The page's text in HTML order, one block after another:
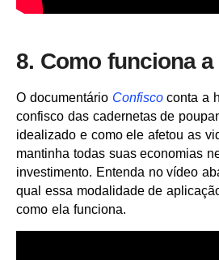
8. Como funciona
O documentário Confiscoconta a
confisco das cadernetas de
idealizado e como ele afetou as
mantinha todas suas economias
investimento. Entenda no vídeo
qual essa modalidade de
como ela funciona.